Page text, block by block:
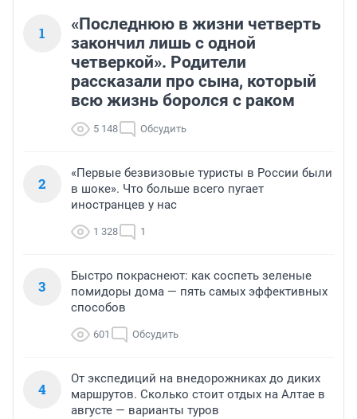
1
«Последнюю в жизни четверть
закончил лишь с одной
четверкой». Родители
рассказали про сына, который
всю жизнь боролся с раком
5 148 Обсудить
2
«Первые безвизовые туристы в России были
в шоке». Что больше всего пугает
иностранцев у нас
1 328 1
3
Быстро покраснеют: как соспеть зеленые
помидоры дома — пять самых эффективных
способов
601 Обсудить
4
От экспедиций на внедорожниках до диких
маршрутов. Сколько стоит отдых на Алтае в
августе — варианты туров